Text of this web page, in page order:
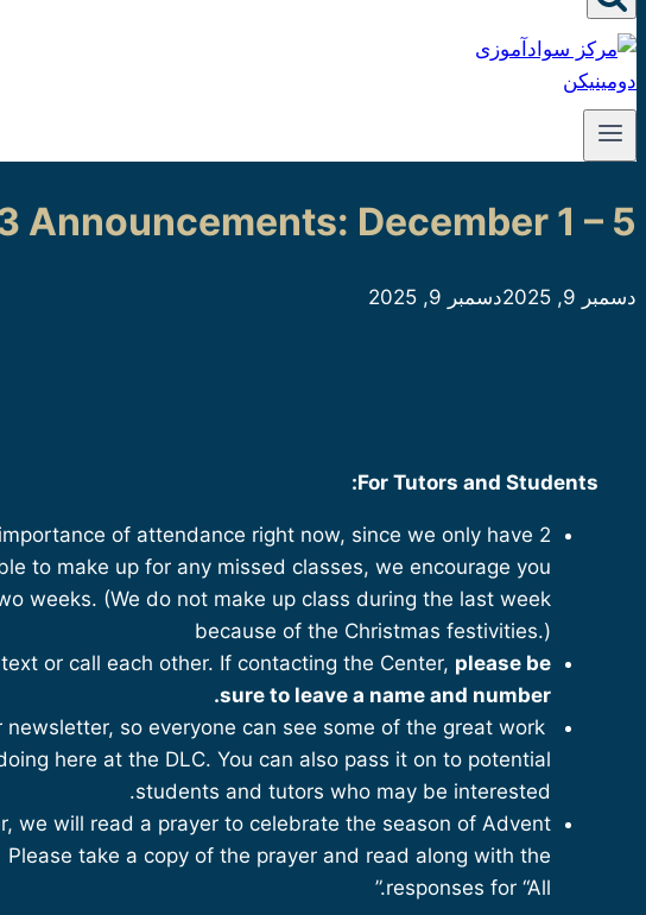
Announcements: December 1 – 5
دسمبر 9, 2025 دسمبر 9, 2025
For Tutors and Students:
of attendance right now, since we only have 2
to make up for any missed classes, we encourage you
weeks. (We do not make up class during the last week
because of the Christmas festivities.)
or call each other. If contacting the Center, please be
sure to leave a name and number.
so everyone can see some of the great work
here at the DLC. You can also pass it on to potential
students and tutors who may be interested.
we will read a prayer to celebrate the season of Advent
take a copy of the prayer and read along with the
responses for “All.”